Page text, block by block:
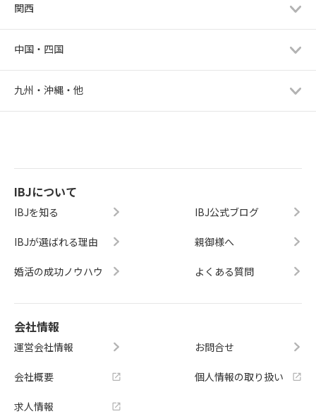
関西
中国・四国
九州・沖縄・他
IBJについて
IBJを知る
IBJが選ばれる理由
婚活の成功ノウハウ
IBJ公式ブログ
親御様へ
よくある質問
会社情報
運営会社情報
会社概要
求人情報
お問合せ
個人情報の取り扱い